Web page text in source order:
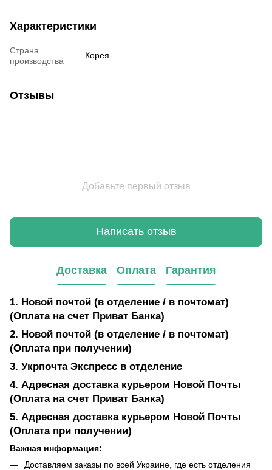
Характеристики
Страна
производства
Корея
Отзывы
Добавьте первый отзыв
Написать отзыв
Доставка Оплата Гарантия
1. Новой почтой (в отделение / в почтомат)
(Оплата на счет Приват Банка)
2. Новой почтой (в отделение / в почтомат)
(Оплата при получении)
3. Укрпочта Экспресс в отделение
4. Адресная доставка курьером Новой Почты
(Оплата на счет Приват Банка)
5. Адресная доставка курьером Новой Почты
(Оплата при получении)
Важная информация:
Доставляем заказы по всей Украине, где есть отделения